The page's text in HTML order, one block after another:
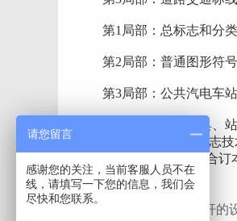
第1局部：总标志和分类
第2局部：普通图形符号
第3局部：公共汽电车站
第4局部：运营工具、站
2000 公路暂时性交通标志
通标志和标线（2010年合订
交通标志杆
上一条：请问交通标志杆的
请您留言
感谢您的关注，当前客服人员不在
线，请填写一下您的信息，我们会
尽快和您联系。